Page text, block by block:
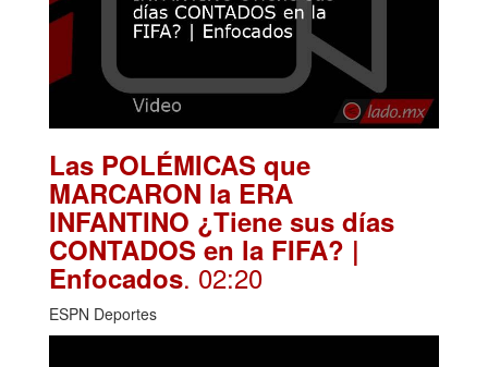
Las POLÉMICAS que
MARCARON la ERA
INFANTINO ¿Tiene sus días
CONTADOS en la FIFA? |
Enfocados. 02:20
ESPN Deportes